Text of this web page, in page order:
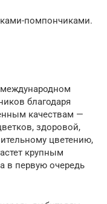
помпончиками.
благодаря
качествам —
здоровой,
цветению,
крупным
в первую очередь